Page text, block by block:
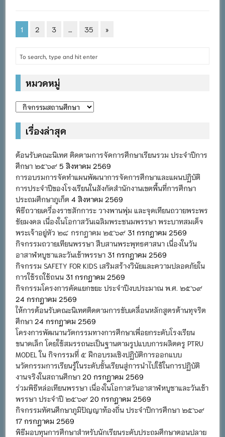
1 2 3 … 35 »
หมวดหมู่
หมวด
เรื่องล่าสุด
ต้อนรับคณะนิเทศ ติดตามการจัดการศึกษาเรียนรวม ประจำปีการ
ศึกษา ๒๕๖๙ 5 สิงหาคม 2569
การอบรมการจัดทำแผนพัฒนาการจัดการศึกษาและแผนปฏิบัติ
การประจำปีของโรงเรียนในสังกัดสำนักงานเขตพื้นที่การศึกษา
ประถมศึกษาภูเก็ต 4 สิงหาคม 2569
พิธีถวายเครื่องราชสักการะ วางพานพุ่ม และจุดเทียนถวายพระพร
ชัยมงคล เนื่องในโอกาสวันเฉลิมพระชนมพรรษา พระบาทสมเด็จ
พระเจ้าอยู่หัว ๒๘ กรกฎาคม ๒๕๖๙ 31 กรกฎาคม 2569
กิจกรรมถวายเทียนพรรษา สืบสานพระพุทธศาสนา เนื่องในวัน
อาสาฬหบูชาและวันเข้าพรรษา 31 กรกฎาคม 2569
กิจกรรม SAFETY FOR KIDS เสริมสร้างวินัยและความปลอดภัยใน
การใช้รถใช้ถนน 31 กรกฎาคม 2569
กิจกรรมโครงการคัดแยกขยะ ประจำปีงบประมาณ พ.ศ. ๒๕๖๙
24 กรกฎาคม 2569
ให้การต้อนรับคณะนิเทศติดตามการขับเคลื่อนหลักสูตรต้านทุจริต
ศึกษา 24 กรกฎาคม 2569
โครงการพัฒนานวัตกรรมทางการศึกษาเพื่อยกระดับโรงเรียน
ขนาดเล็ก โดยใช้สมรรถนะเป็นฐานตามรูปแบบการผลิตครู PTRU
MODEL ใน กิจกรรมที่ ๕ ฝึกอบรมเชิงปฏิบัติการออกแบบ
นวัตกรรมการเรียนรู้ในระดับชั้นเรียนสู่การนำไปใช้ในการปฏิบัติ
งานจริงในสถานศึกษา 20 กรกฎาคม 2569
ร่วมพิธีหล่อเทียนพรรษา เนื่องในโอกาสวันอาสาฬหบูชาและวันเข้า
พรรษา ประจำปี ๒๕๖๙ 20 กรกฎาคม 2569
กิจกรรมทัศนศึกษาภูมิปัญญาท้องถิ่น ประจำปีการศึกษา ๒๕๖๙
17 กรกฎาคม 2569
พิธีมอบทุนการศึกษาสำหรับนักเรียนระดับประถมศึกษาตอนปลาย